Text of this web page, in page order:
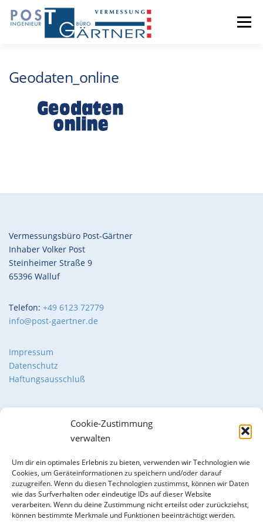
Cookie-Zustimmung
verwalten
Um dir ein optimales Erlebnis zu bieten, verwenden wir Technologien wie
Cookies, um Geräteinformationen zu speichern und/oder darauf
zuzugreifen. Wenn du diesen Technologien zustimmst, können wir Daten
wie das Surfverhalten oder eindeutige IDs auf dieser Website
verarbeiten. Wenn du deine Zustimmung nicht erteilst oder zurückziehst,
können bestimmte Merkmale und Funktionen beeinträchtigt werden.
Inhalt
springen
Menü
RECHTLICHE BASIS
Geodaten_online
Vermessungsbüro Post-Gärtner
Inhaber Volker Post
Steinheimer Straße 9
65396 Walluf
Telefon: +49 6123 72779
info@post-gaertner.de
Impressum
Datenschutz
Haftungsausschluß